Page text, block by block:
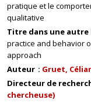
pratique et le
qualitative
Titre dans une autre
practice and behavior
approach
Auteur
Gruet,
Directeur de
chercheuse)